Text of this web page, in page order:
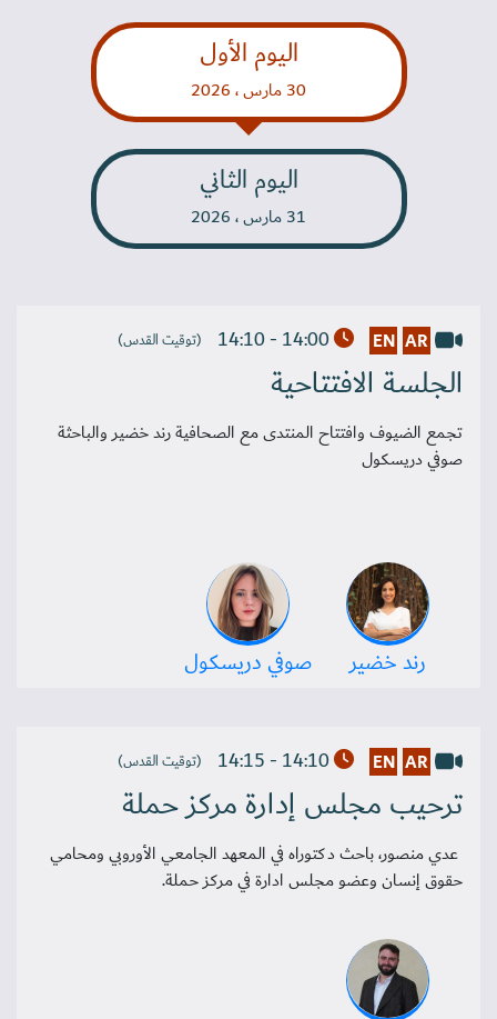
اليوم الأول
30 مارس ، 2026
اليوم الثاني
31 مارس ، 2026
AR
EN
14:00 - 14:10 (توقيت القدس)
الجلسة الافتتاحية
تجمع الضيوف وافتتاح المنتدى مع الصحافية رند خضير والباحثة
صوفي دريسكول
رند خضير صوفي دريسكول
AR
EN
14:10 - 14:15 (توقيت القدس)
ترحيب مجلس إدارة مركز حملة
عدي منصور، باحث دكتوراه في المعهد الجامعي الأوروبي ومحامي
حقوق إنسان وعضو مجلس ادارة في مركز حملة.